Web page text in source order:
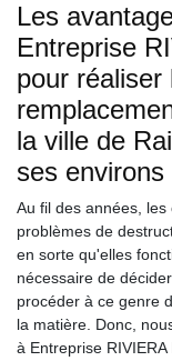
Les
Entreprise
pour
la ville de
ses environs
Au fil des années,
problèmes de
en sorte qu'elles
nécessaire de
procéder à ce genre
la matière. Donc,
à Entreprise